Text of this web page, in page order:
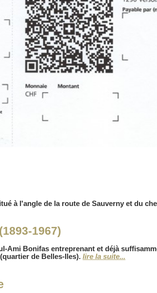
à l'angle de la route de Sauverny et du
1967)
Ami Bonifas entreprenant et déjà
de Belles-Iles). lire la suite...